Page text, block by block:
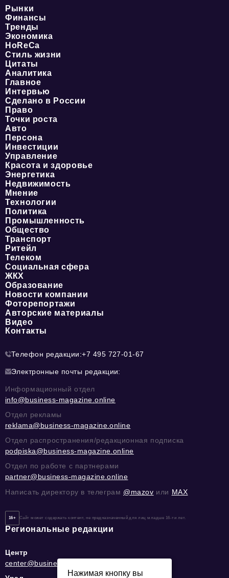
Рынки
Финансы
Тренды
Экономика
HoReCa
Стиль жизни
Цитаты
Аналитика
Главное
Интервью
Сделано в России
Право
Точки роста
Авто
Персона
Инвестиции
Управление
Красота и здоровье
Энергетика
Недвижимость
Мнение
Технологии
Политика
Промышленность
Общество
Транспорт
Ритейл
Телеком
Социальная сфера
ЖКХ
Образование
Новости компании
Фоторепортажи
Авторские материалы
Видео
Контакты
Телефон редакции:+7 495 727-01-67
Электронные почты редакции:
Информационный отдел
info@business-magazine.online
Отдел рекламы
reklama@business-magazine.online
Отдел распространения/редакционная подписка
podpiska@business-magazine.online
Отдел по работе с партнерами
partner@business-magazine.online
Написать директору в телеграм @mazov или MAX
16+ Сайт может содержать контент, не предназначенный для лиц младше 16-ти лет.
Региональные редакции
Центр
center@business-magazine.online
Нажимая кнопку вы